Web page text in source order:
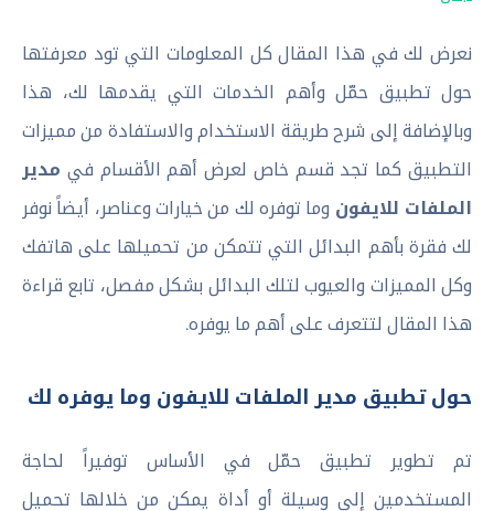
نعرض لك في هذا المقال كل المعلومات التي تود معرفتها
حول تطبيق حمّل وأهم الخدمات التي يقدمها لك، هذا
وبالإضافة إلى شرح طريقة الاستخدام والاستفادة من مميزات
التطبيق كما تجد قسم خاص لعرض أهم الأقسام في مدير
الملفات للايفون وما توفره لك من خيارات وعناصر، أيضاً نوفر
لك فقرة بأهم البدائل التي تتمكن من تحميلها على هاتفك
وكل المميزات والعيوب لتلك البدائل بشكل مفصل، تابع قراءة
هذا المقال لتتعرف على أهم ما يوفره.
حول تطبيق مدير الملفات للايفون وما يوفره لك
تم تطوير تطبيق حمّل في الأساس توفيراً لحاجة
المستخدمين إلى وسيلة أو أداة يمكن من خلالها تحميل